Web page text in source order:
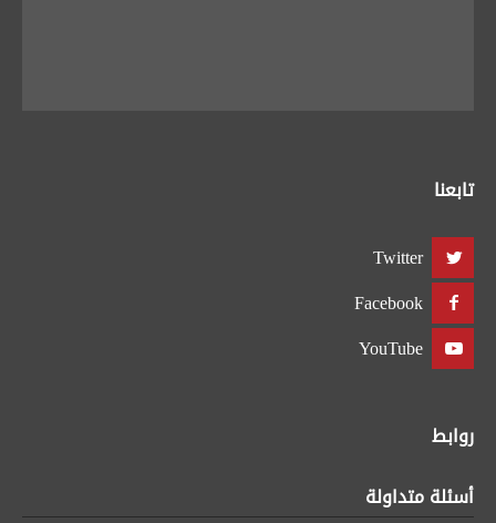
تابعنا
Twitter
Facebook
YouTube
روابط
أسئلة متداولة